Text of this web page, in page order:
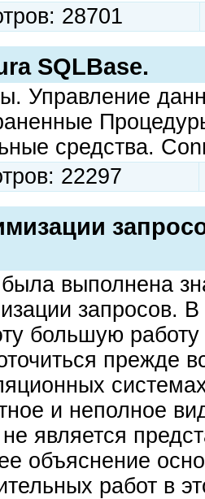
28701
SQLBase.
Управление
средства.
22297
выполнена
запросов. В
большую
прежде
и неполное
является
объяснение
работ в